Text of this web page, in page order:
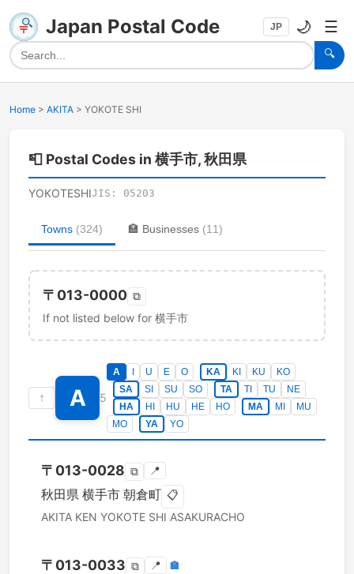
Japan Postal Code
🔍
JP 🌙 ☰
Home > AKITA > YOKOTE SHI
📮 Postal Codes in 横手市, 秋田県
YOKOTESHIJIS: 05203
Towns (324) 🏣 Businesses (11)
〒 013-0000 ⧉
If not listed below for 横手市
↑ A 5
A U E O KA KI KU
KO
SA
SI SU SO TA TI TU
NE
HA
HI HU HE HO MA MI
MU
MO
YA YO
〒 013-0028 ⧉ 📍
秋田県 横手市 朝倉町 📋
AKITA KEN YOKOTE SHI ASAKURACHO
〒 013-0033 ⧉ 📍 🏣